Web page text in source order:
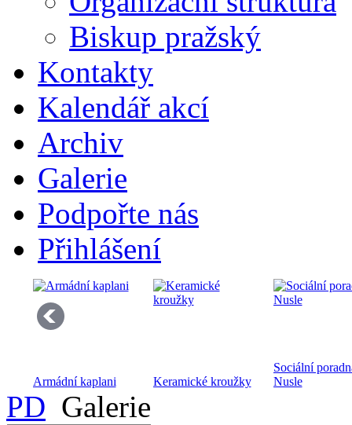
Biskup pražský
Kontakty
Kalendář akcí
Archiv
Galerie
Podpořte nás
Přihlášení
Armádní kaplani Keramické kroužky
Sociální
Nusle
PD Galerie